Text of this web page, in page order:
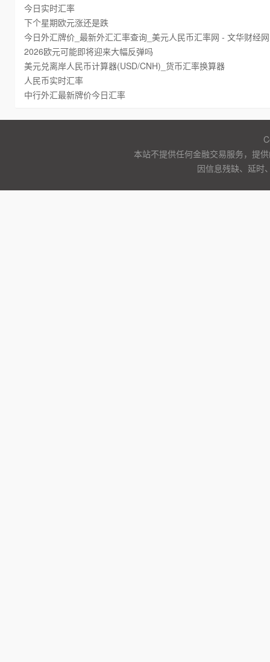
今日实时汇率
下个星期欧元涨还是跌
今日外汇牌价_最新外汇汇率查询_美元人民币汇率网 - 文华财经网
2026欧元可能即将迎来大幅反弹吗
美元兑离岸人民币计算器(USD/CNH)_货币汇率换算器
人民币实时汇率
中行外汇最新牌价今日汇率
本站不提供任何金融交易服务，提
因信息残缺、延时